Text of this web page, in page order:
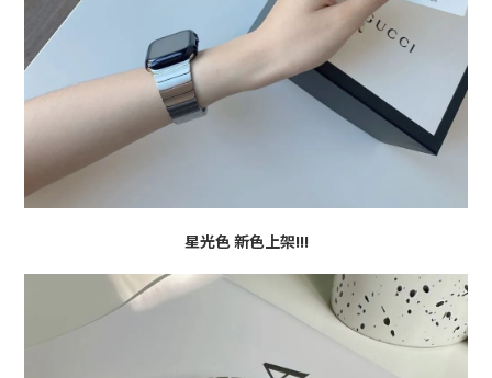
星光色 新色上架!!!